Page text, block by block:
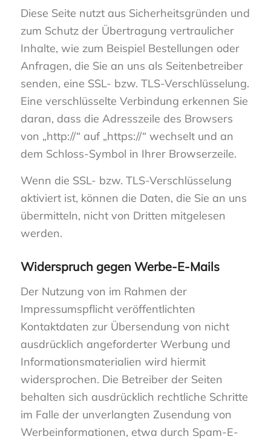
Diese Seite nutzt aus Sicherheitsgründen und
zum Schutz der Übertragung vertraulicher
Inhalte, wie zum Beispiel Bestellungen oder
Anfragen, die Sie an uns als Seitenbetreiber
senden, eine SSL- bzw. TLS-Verschlüsselung.
Eine verschlüsselte Verbindung erkennen Sie
daran, dass die Adresszeile des Browsers
von „http://“ auf „https://“ wechselt und an
dem Schloss-Symbol in Ihrer Browserzeile.
Wenn die SSL- bzw. TLS-Verschlüsselung
aktiviert ist, können die Daten, die Sie an uns
übermitteln, nicht von Dritten mitgelesen
werden.
Widerspruch gegen Werbe-E-Mails
Der Nutzung von im Rahmen der
Impressumspflicht veröffentlichten
Kontaktdaten zur Übersendung von nicht
ausdrücklich angeforderter Werbung und
Informationsmaterialien wird hiermit
widersprochen. Die Betreiber der Seiten
behalten sich ausdrücklich rechtliche Schritte
im Falle der unverlangten Zusendung von
Werbeinformationen, etwa durch Spam-E-